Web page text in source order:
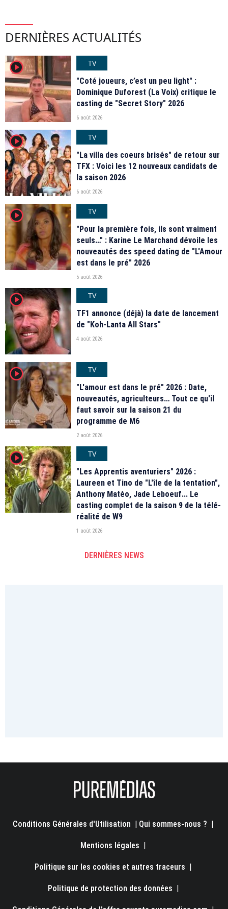
DERNIÈRES ACTUALITÉS
player2
TV
"Coté joueurs, c’est un peu light" :
Dominique Duforest (La Voix) critique le
casting de "Secret Story" 2026
6 août 2026
player2
TV
"La villa des coeurs brisés" de retour sur
TFX : Voici les 12 nouveaux candidats de
la saison 2026
6 août 2026
player2
TV
"Pour la première fois, ils sont vraiment
seuls…" : Karine Le Marchand dévoile les
nouveautés des speed dating de "L'Amour
est dans le pré" 2026
5 août 2026
player2
TV
TF1 annonce (déjà) la date de lancement
de "Koh-Lanta All Stars"
4 août 2026
player2
TV
"L'amour est dans le pré" 2026 : Date,
nouveautés, agriculteurs… Tout ce qu'il
faut savoir sur la saison 21 du
programme de M6
2 août 2026
player2
TV
"Les Apprentis aventuriers" 2026 :
Laureen et Tino de "L'île de la tentation",
Anthony Matéo, Jade Leboeuf... Le
casting complet de la saison 9 de la télé-
réalité de W9
1 août 2026
DERNIÈRES NEWS
Conditions Générales d'Utilisation | Qui sommes-nous ? |
Mentions légales |
Politique sur les cookies et autres traceurs |
Politique de protection des données |